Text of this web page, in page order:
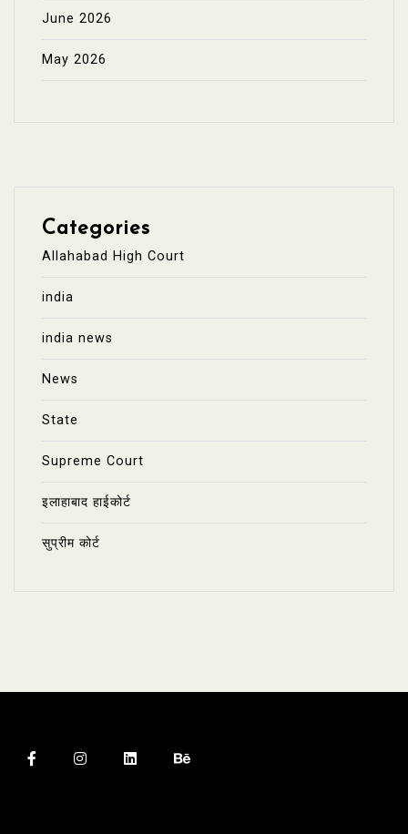
June 2026
May 2026
Categories
Allahabad High Court
india
india news
News
State
Supreme Court
इलाहाबाद हाईकोर्ट
सुप्रीम कोर्ट